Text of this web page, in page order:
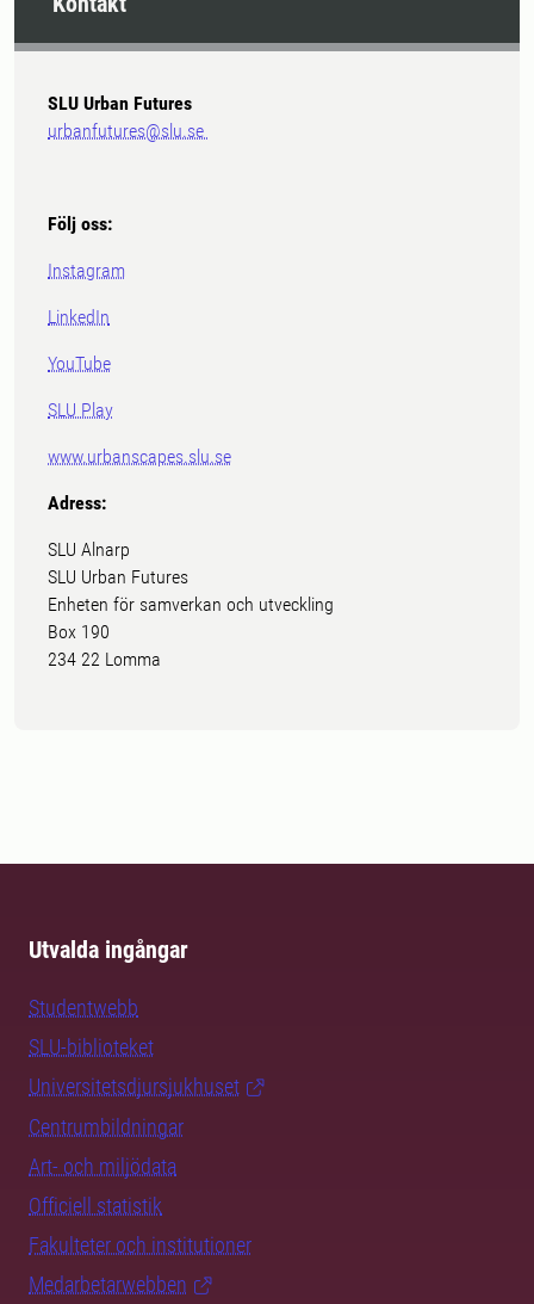
SLU Urban Futures
urbanfutures@slu.se
Följ oss:
Instagram
LinkedIn
YouTube
SLU Play
www.urbanscapes.slu.se
Adress:
SLU Alnarp
SLU Urban Futures
Enheten för samverkan och utveckling
Box 190
234 22 Lomma
Utvalda ingångar
Studentwebb
SLU-biblioteket
Universitetsdjursjukhuset
Centrumbildningar
Art- och miljödata
Officiell statistik
Fakulteter och institutioner
Medarbetarwebben